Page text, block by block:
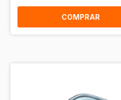
COMPRAR